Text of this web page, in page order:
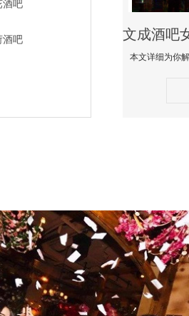
酒吧
酒吧